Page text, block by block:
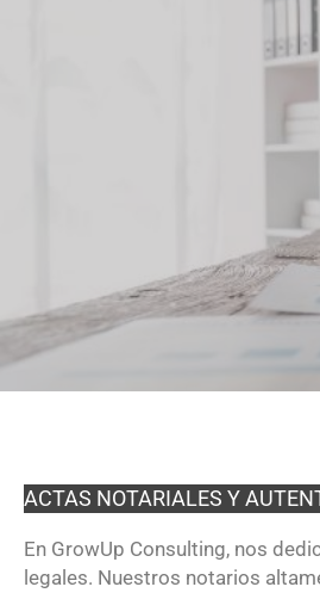
ACTAS NOTARIALES Y
En GrowUp Consulting, nos
legales. Nuestros notarios